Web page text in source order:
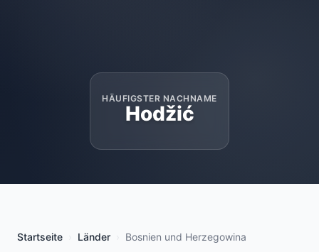
HÄUFIGSTER NACHNAME
Hodžić
Startseite Länder Bosnien und Herzegowina